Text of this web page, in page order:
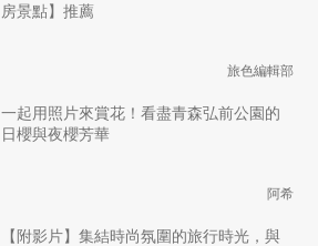
房景點】推薦
旅色編輯部
一起用照片來賞花！看盡青森弘前公園的
日櫻與夜櫻芳華
阿希
【附影片】集結時尚氛圍的旅行時光，與